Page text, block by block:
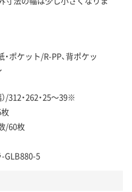
ポケット/R-PP、背ポケッ
/312・262・25～39※
/60枚
GLB880-5